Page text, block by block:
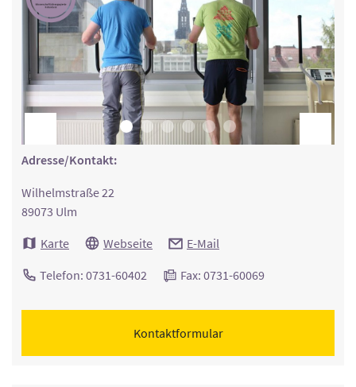
Adresse/Kontakt:
Wilhelmstraße 22
89073 Ulm
Karte
Webseite E-Mail
Telefon: 0731-60402 Fax: 0731-60069
Kontaktformular